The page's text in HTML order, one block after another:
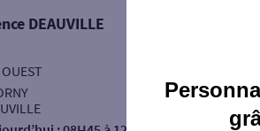
Autour de moi
DEAUVILLE